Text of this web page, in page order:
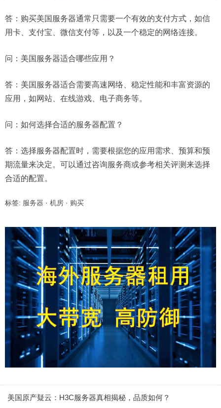
答：购买美国服务器通常只需要一个有效的支付方式，如信
用卡、支付宝、微信支付等，以及一个稳定的网络连接。
问： 美国服务器适合哪些应用？
答：美国服务器适合需要高速网络、稳定性能和丰富资源的
应用，如网站、在线游戏、电子商务等。
问： 如何选择合适的服务器配置？
答：选择服务器配置时，需要根据您的应用需求、预算和预
期流量来决定。可以通过咨询服务商或参考相关评测来选择
合适的配置。
标签: 服务器 · 机房 · 购买
美国原产疑云：H3C服务器真相揭秘，品质如何？